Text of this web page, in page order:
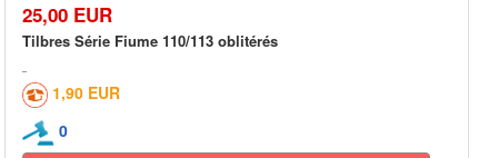
25,00 EUR
Tilbres Série Fiume 110/113 oblitérés
1,90 EUR
0